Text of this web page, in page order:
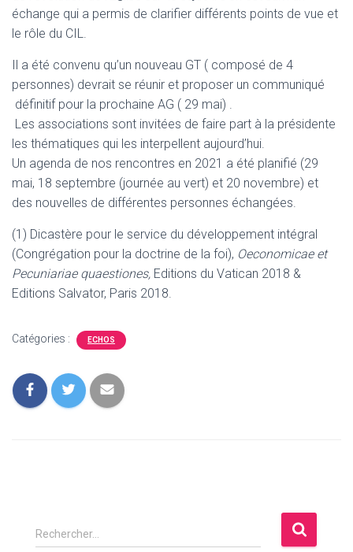
échange qui a permis de clarifier différents points de vue et
le rôle du CIL.
Il a été convenu qu’un nouveau GT ( composé de 4
personnes) devrait se réunir et proposer un communiqué
définitif pour la prochaine AG ( 29 mai) .
Les associations sont invitées de faire part à la présidente
les thématiques qui les interpellent aujourd’hui.
Un agenda de nos rencontres en 2021 a été planifié (29
mai, 18 septembre (journée au vert) et 20 novembre) et
des nouvelles de différentes personnes échangées.
(1) Dicastère pour le service du développement intégral
(Congrégation pour la doctrine de la foi), Oeconomicae et
Pecuniariae quaestiones, Editions du Vatican 2018 &
Editions Salvator, Paris 2018.
Catégories : ECHOS
R
e
Rechercher…